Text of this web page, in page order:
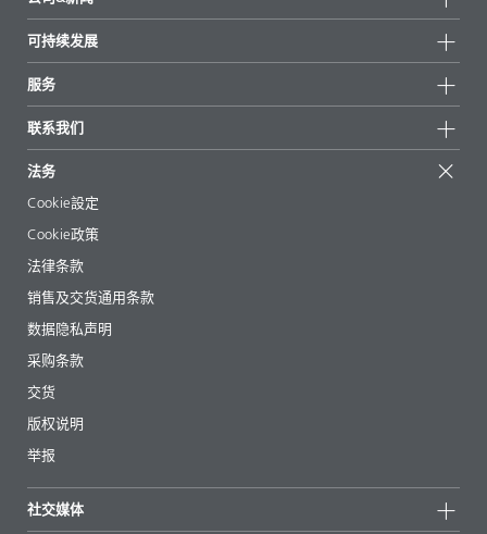
所有产品
重点推荐
新闻
新闻和媒体
地区和分销商
展会和活动
可持续发展
可持续产品
成功案例
EcoVadis
认证
服务
起始配方
文章
电子书
法规事务
助剂指南 App
视频
下载
联系我们
法务
Cookie設定
Cookie政策
法律条款
销售及交货通用条款
数据隐私声明
采购条款
交货
版权说明
举报
社交媒体